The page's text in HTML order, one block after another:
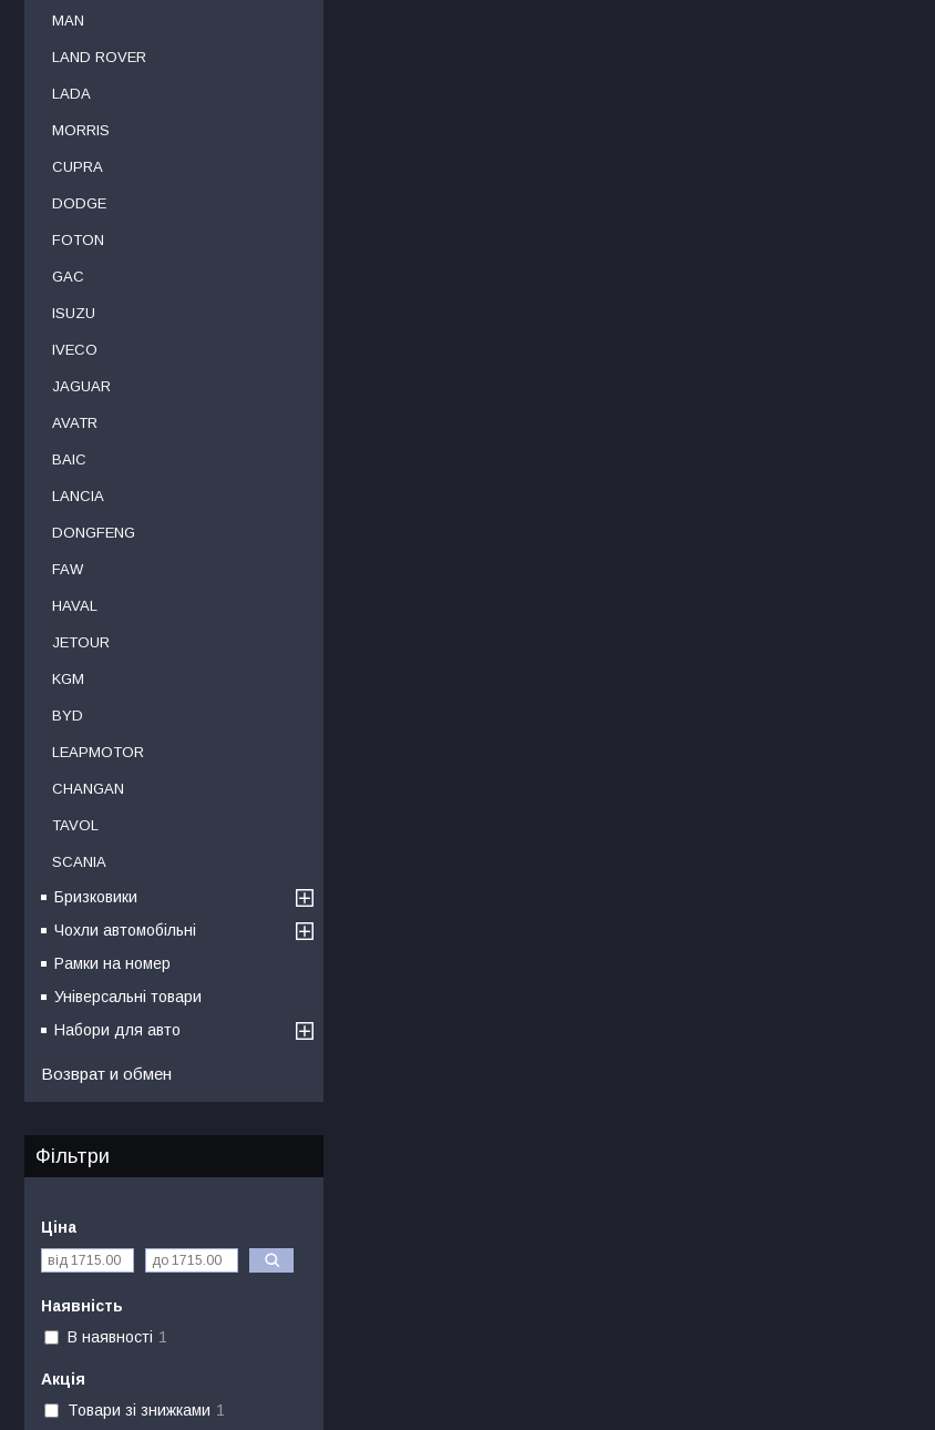
MAN
LAND ROVER
LADA
MORRIS
CUPRA
DODGE
FOTON
GAC
ISUZU
IVECO
JAGUAR
AVATR
BAIC
LANCIA
DONGFENG
FAW
HAVAL
JETOUR
KGM
BYD
LEAPMOTOR
CHANGAN
TAVOL
SCANIA
Бризковики
Чохли автомобільні
Рамки на номер
Універсальні товари
Набори для авто
Возврат и обмен
Фільтри
Ціна
Наявність
В наявності 1
Акція
Товари зі знижками 1